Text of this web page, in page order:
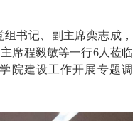
书记、副主席栾志成，
席程毅敏等一行6人莅临
院建设工作开展专题调